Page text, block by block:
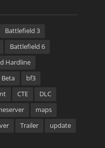
Battlefield 3
Battlefield 6
Hardline
Beta
bf3
CTE
DLC
maps
Trailer
update